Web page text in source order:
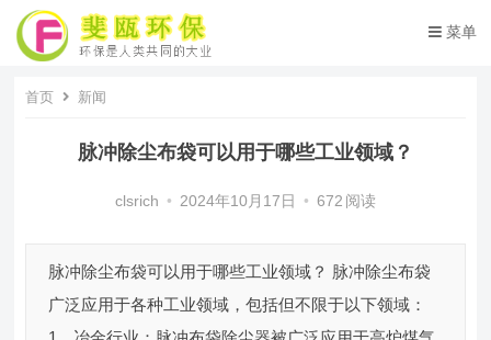
菜单
首页 新闻
脉冲除尘布袋可以用于哪些工业领域？
clsrich • 2024年10月17日 • 672 阅读
脉冲除尘布袋可以用于哪些工业领域？ 脉冲除尘布袋
广泛应用于各种工业领域，包括但不限于以下领域：